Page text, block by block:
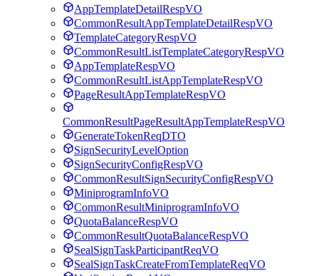
AppTemplateDetailRespVO
CommonResultAppTemplateDetailRespVO
TemplateCategoryRespVO
CommonResultListTemplateCategoryRespVO
AppTemplateRespVO
CommonResultListAppTemplateRespVO
PageResultAppTemplateRespVO
CommonResultPageResultAppTemplateRespVO
GenerateTokenReqDTO
SignSecurityLevelOption
SignSecurityConfigRespVO
CommonResultSignSecurityConfigRespVO
MiniprogramInfoVO
CommonResultMiniprogramInfoVO
QuotaBalanceRespVO
CommonResultQuotaBalanceRespVO
SealSignTaskParticipantReqVO
SealSignTaskCreateFromTemplateReqVO